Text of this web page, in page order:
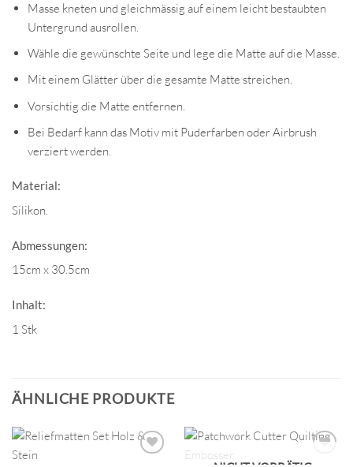
Masse kneten und gleichmässig auf einem leicht bestaubten
Untergrund ausrollen.
Wähle die gewünschte Seite und lege die Matte auf die Masse.
Mit einem Glätter über die gesamte Matte streichen.
Vorsichtig die Matte entfernen.
Bei Bedarf kann das Motiv mit Puderfarben oder Airbrush
verziert werden.
Material:
Silikon.
Abmessungen:
15cm x 30.5cm
Inhalt:
1 Stk
ÄHNLICHE PRODUKTE